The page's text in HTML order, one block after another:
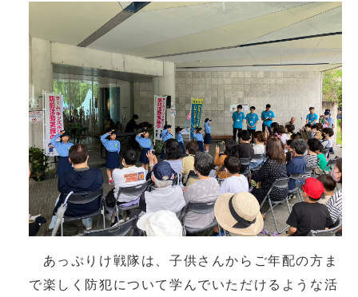
あっぷりけ戦隊は、子供さんからご年配の方ま
で楽しく防犯について学んでいただけるような活